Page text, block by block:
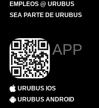
EMPLEOS @ URUBUS
SEA PARTE DE URUBUS
APP
URUBUS IOS
URUBUS ANDROID